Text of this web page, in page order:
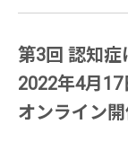
第3回 認知
2022年4月
オンライン